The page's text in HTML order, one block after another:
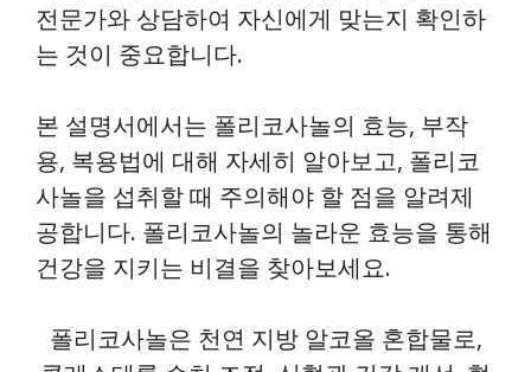
전문가와 상담하여 자신에게 맞는지 확인하
는 것이 중요합니다.
본 설명서에서는 폴리코사놀의 효능, 부작
용, 복용법에 대해 자세히 알아보고, 폴리코
사놀을 섭취할 때 주의해야 할 점을 알려제
공합니다. 폴리코사놀의 놀라운 효능을 통해
건강을 지키는 비결을 찾아보세요.
폴리코사놀은 천연 지방 알코올 혼합물로,